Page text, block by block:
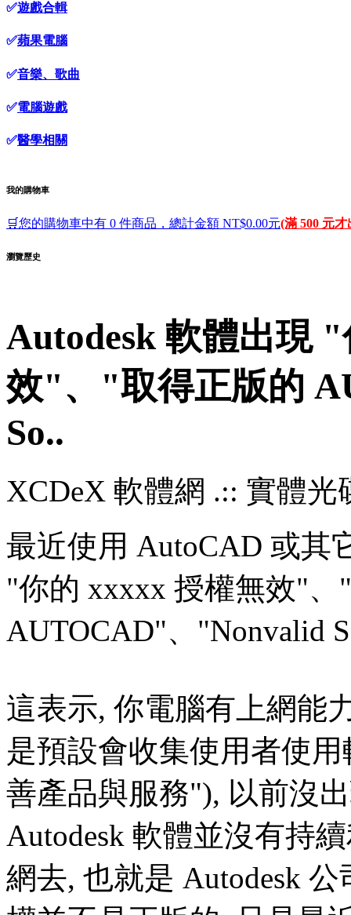
✅遊戲合輯
✅蘋果電腦
✅音樂、歌曲
✅電腦遊戲
✅醫學相關
我的購物車
🛒您的購物車中有 0 件商品，總計金額 NT$0.00元(滿 500 元才
瀏覽歷史
Autodesk 軟體出現
效"、"取得正版的
So..
XCDeX 軟體網 .:: 實體
最近使用 AutoCAD 或其
"你的 xxxxx 授權無效"、
AUTOCAD"、"Nonvalid
這表示, 你電腦有上網能
是預設會收集使用者使
善產品與服務"), 以前沒
Autodesk 軟體並沒有持
網去, 也就是 Autodesk